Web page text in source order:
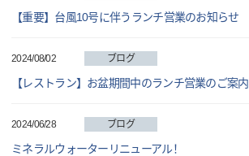
【重要】台風10号に伴うランチ営業のお知らせ
2024/08/02 ブログ
【レストラン】お盆期間中のランチ営業のご案内
2024/06/28 ブログ
ミネラルウォーターリニューアル！